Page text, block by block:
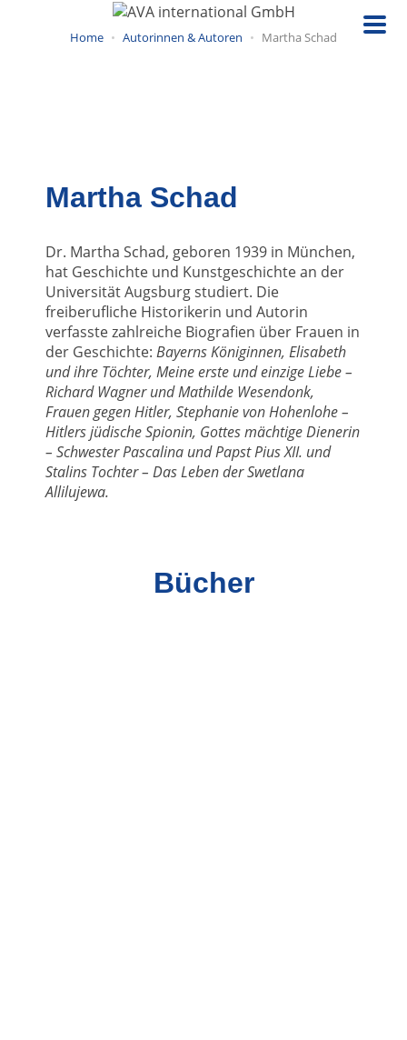
Home Autorinnen & Autoren Martha Schad
Martha Schad
Dr. Martha Schad, geboren 1939 in München,
hat Geschichte und Kunstgeschichte an der
Universität Augsburg studiert. Die
freiberufliche Historikerin und Autorin
verfasste zahlreiche Biografien über Frauen in
der Geschichte: Bayerns Königinnen, Elisabeth
und ihre Töchter, Meine erste und einzige Liebe –
Richard Wagner und Mathilde Wesendonk,
Frauen gegen Hitler, Stephanie von Hohenlohe –
Hitlers jüdische Spionin, Gottes mächtige Dienerin
– Schwester Pascalina und Papst Pius XII. und
Stalins Tochter – Das Leben der Swetlana
Allilujewa.
Bücher